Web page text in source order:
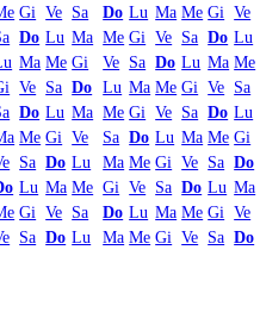
Gi Ve Sa Do Lu Ma Me Gi Ve
Do Lu Ma Me Gi Ve Sa Do Lu
Ma Me Gi Ve Sa Do Lu Ma Me
Ve Sa Do Lu Ma Me Gi Ve Sa
Do Lu Ma Me Gi Ve Sa Do Lu
Me Gi Ve Sa Do Lu Ma Me Gi
Sa Do Lu Ma Me Gi Ve Sa Do
Lu Ma Me Gi Ve Sa Do Lu Ma
Gi Ve Sa Do Lu Ma Me Gi Ve
Sa Do Lu Ma Me Gi Ve Sa Do